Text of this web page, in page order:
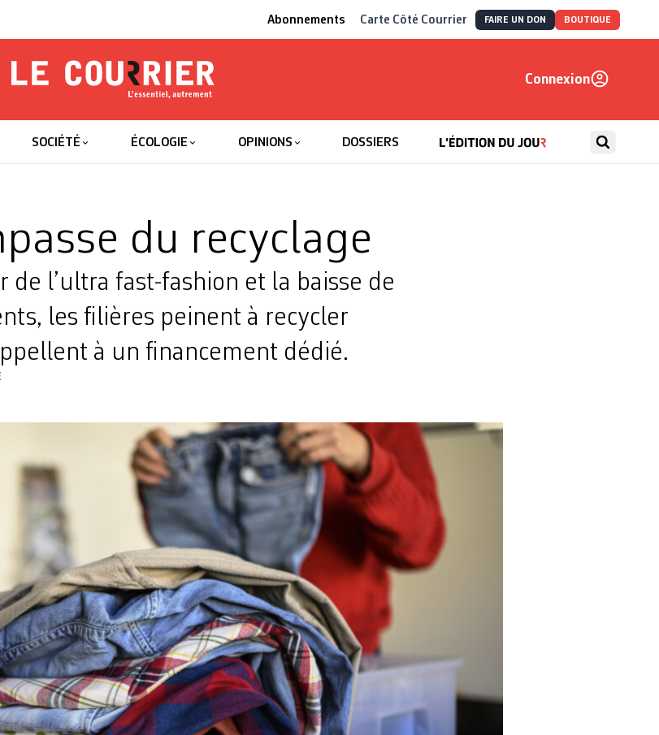
Abonnements Carte Côté Courrier FAIRE UN DON BOUTIQUE
Le Courrier
Connexion
SOCIÉTÉ ÉCOLOGIE OPINIONS DOSSIERS
du recyclage
de l’ultra fast-fashion et la baisse de
les filières peinent à recycler
à un financement dédié.